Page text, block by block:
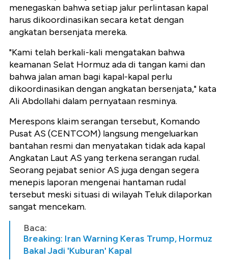
menegaskan bahwa setiap jalur perlintasan kapal
harus dikoordinasikan secara ketat dengan
angkatan bersenjata mereka.
"Kami telah berkali-kali mengatakan bahwa
keamanan Selat Hormuz ada di tangan kami dan
bahwa jalan aman bagi kapal-kapal perlu
dikoordinasikan dengan angkatan bersenjata," kata
Ali Abdollahi dalam pernyataan resminya.
Merespons klaim serangan tersebut, Komando
Pusat AS (CENTCOM) langsung mengeluarkan
bantahan resmi dan menyatakan tidak ada kapal
Angkatan Laut AS yang terkena serangan rudal.
Seorang pejabat senior AS juga dengan segera
menepis laporan mengenai hantaman rudal
tersebut meski situasi di wilayah Teluk dilaporkan
sangat mencekam.
Baca:
Breaking: Iran Warning Keras Trump, Hormuz
Bakal Jadi 'Kuburan' Kapal